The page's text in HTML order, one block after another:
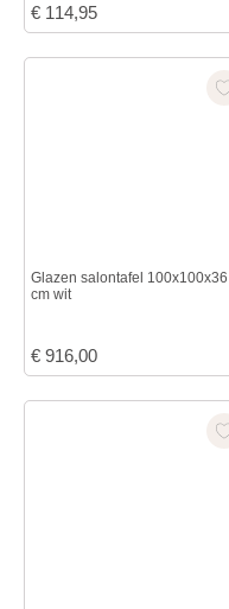
€ 114,95
Glazen salontafel 100x100x36
cm wit
€ 916,00